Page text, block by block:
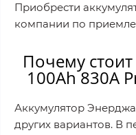
Приобрести
компании по
Почему
100Ah 830A
Аккумулятор
других вариантов. В